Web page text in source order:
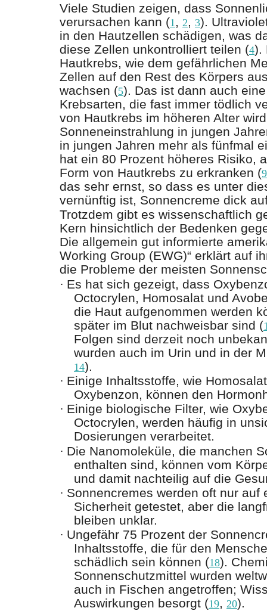
Viele Studien zeigen, dass
verursachen kann (1 , 2, 3).
in den Hautzellen schädigen, was
diese Zellen unkontrolliert teilen (4).
Hautkrebs, wie dem gefährlichen
Zellen auf den Rest des Körpers
wachsen (5). Das ist dann auch
Krebsarten, die fast immer tödlich
von Hautkrebs im höheren Alter
Sonneneinstrahlung in jungen
in jungen Jahren mehr als fünfmal
hat ein 80 Prozent höheres Risiko,
Form von Hautkrebs zu erkranken (9
das sehr ernst, so dass es unter
vernünftig ist, Sonnencreme dick
Trotzdem gibt es wissenschaftlich
Kern hinsichtlich der Bedenken
Die allgemein gut informierte
Working Group (EWG)“ erklärt auf
die Probleme der meisten
· Es hat sich gezeigt, dass
Octocrylen, Homosalat und
die Haut aufgenommen werden
später im Blut nachweisbar sind (
Folgen sind derzeit noch
wurden auch im Urin und in der
14).
· Einige Inhaltsstoffe, wie
Oxybenzon, können den
· Einige biologische Filter, wie
Octocrylen, werden häufig in
Dosierungen verarbeitet.
· Die Nanomoleküle, die manchen
enthalten sind, können vom
und damit nachteilig auf die
· Sonnencremes werden oft nur auf
Sicherheit getestet, aber die
bleiben unklar.
· Ungefähr 75 Prozent der
Inhaltsstoffe, die für den
schädlich sein können (18).
Sonnenschutzmittel wurden
auch in Fischen angetroffen;
Auswirkungen besorgt (19, 20).